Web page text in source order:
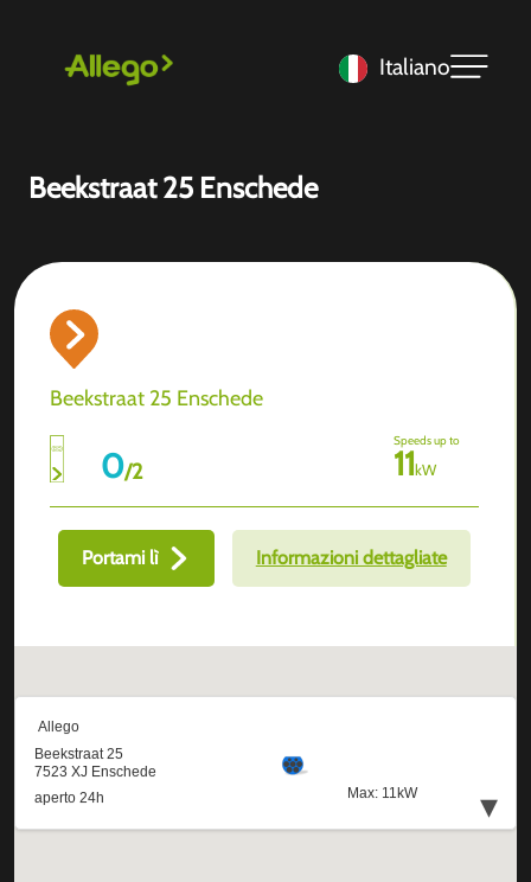
Italiano
Beekstraat 25 Enschede
Beekstraat 25 Enschede
0/2
Speeds up to
11kW
Portami lì Informazioni dettagliate